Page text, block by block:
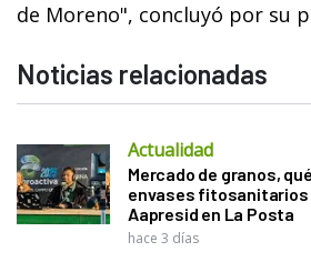
de Moreno", concluyó por su
Noticias relacionadas
Actualidad
Mercado de granos,
envases fitosanitarios
Aapresid en La Posta
hace 3 días